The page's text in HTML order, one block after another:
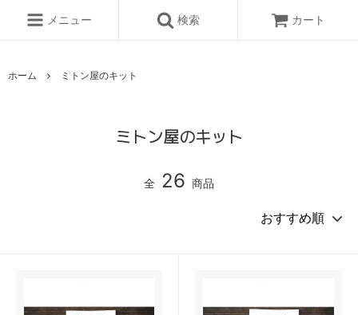
メニュー 検索 カート
ホーム ミトン屋のキット
ミトン屋のキット
全 26 商品